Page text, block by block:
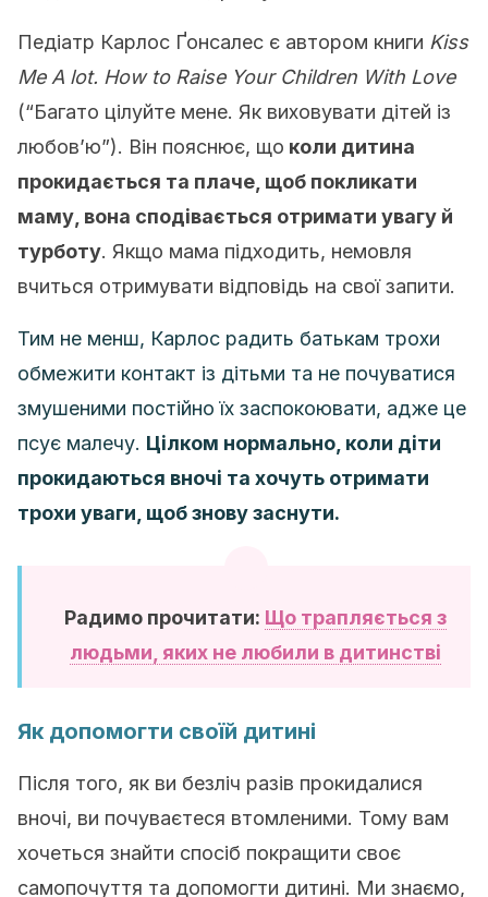
Педіатр Карлос Ґонсалес є автором книги Kiss
Me A lot. How to Raise Your Children With Love
(“Багато цілуйте мене. Як виховувати дітей із
любов’ю”). Він пояснює, що коли дитина
прокидається та плаче, щоб покликати
маму, вона сподівається отримати увагу й
турботу. Якщо мама підходить, немовля
вчиться отримувати відповідь на свої запити.
Тим не менш, Карлос радить батькам трохи
обмежити контакт із дітьми та не почуватися
змушеними постійно їх заспокоювати, адже це
псує малечу. Цілком нормально, коли діти
прокидаються вночі та хочуть отримати
трохи уваги, щоб знову заснути.
Радимо прочитати: Що трапляється з
людьми, яких не любили в дитинстві
Як допомогти своїй дитині
Після того, як ви безліч разів прокидалися
вночі, ви почуваєтеся втомленими. Тому вам
хочеться знайти спосіб покращити своє
самопочуття та допомогти дитині. Ми знаємо,